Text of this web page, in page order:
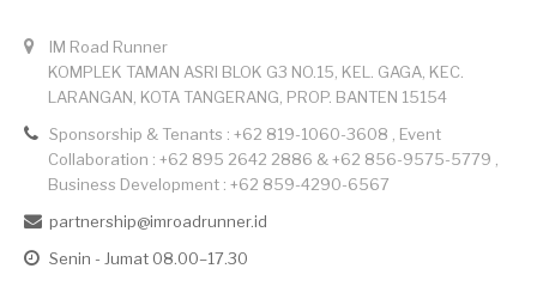
IM Road Runner
KOMPLEK TAMAN ASRI BLOK G3 NO.15, KEL. GAGA, KEC.
LARANGAN, KOTA TANGERANG, PROP. BANTEN 15154
Sponsorship & Tenants : +62 819-1060-3608 , Event
Collaboration : +62 895 2642 2886 & +62 856-9575-5779 ,
Business Development : +62 859-4290-6567
partnership@imroadrunner.id
Senin - Jumat 08.00–17.30